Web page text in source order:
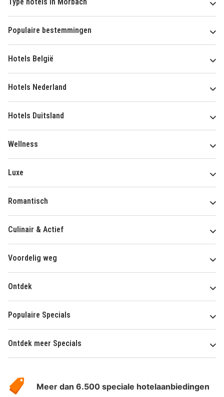
Populaire bestemmingen
Hotels België
Hotels Nederland
Hotels Duitsland
Wellness
Luxe
Romantisch
Culinair & Actief
Voordelig weg
Ontdek
Populaire Specials
Ontdek meer Specials
HotelSpecials
Meer dan 6.500 speciale hotelaanbiedingen